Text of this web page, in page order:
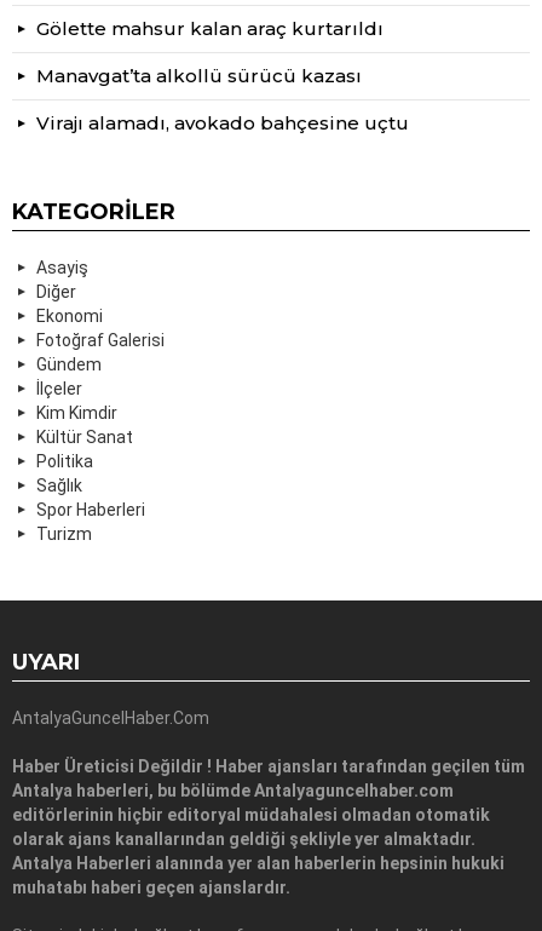
Gölette mahsur kalan araç kurtarıldı
Manavgat’ta alkollü sürücü kazası
Virajı alamadı, avokado bahçesine uçtu
KATEGORILER
Asayiş
Diğer
Ekonomi
Fotoğraf Galerisi
Gündem
İlçeler
Kim Kimdir
Kültür Sanat
Politika
Sağlık
Spor Haberleri
Turizm
UYARI
AntalyaGuncelHaber.Com
Haber Üreticisi Değildir ! Haber ajansları tarafından geçilen tüm
Antalya haberleri, bu bölümde Antalyaguncelhaber.com
editörlerinin hiçbir editoryal müdahalesi olmadan otomatik
olarak ajans kanallarından geldiği şekliyle yer almaktadır.
Antalya Haberleri alanında yer alan haberlerin hepsinin hukuki
muhatabı haberi geçen ajanslardır.